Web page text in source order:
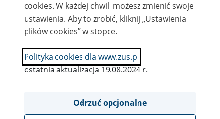
SZUKAJ
cookies. W każdej chwili możesz zmienić swoje
ustawienia. Aby to zrobić, kliknij „Ustawienia
plików cookies” w stopce.
Polityka cookies dla www.zus.pl
ostatnia aktualizacja 19.08.2024 r.
Odrzuć opcjonalne